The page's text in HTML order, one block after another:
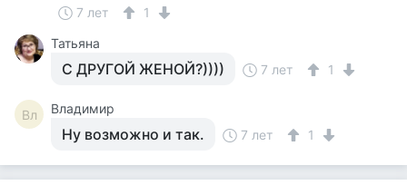
7 лет
1
Татьяна
С ДРУГОЙ ЖЕНОЙ?)))) 7 лет 1
Вл Владимир
Ну возможно и так. 7 лет 1